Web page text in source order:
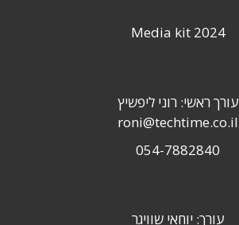
Media kit 2024
עורך ראשי: רוני ליפשיץ
roni@techtime.co.il
054-7882840
עורך: יוחאי שוויגר